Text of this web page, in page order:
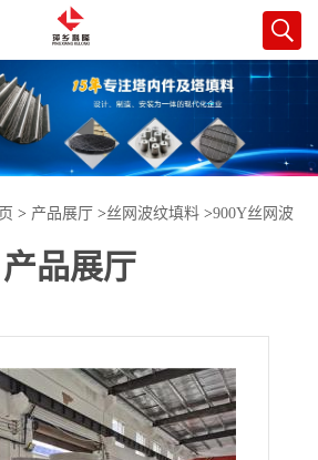
> 产品展厅 >丝网波纹填料 >900Y丝网波
材质316 山东某化甘油环氧氯丙烷项目使
产品展厅